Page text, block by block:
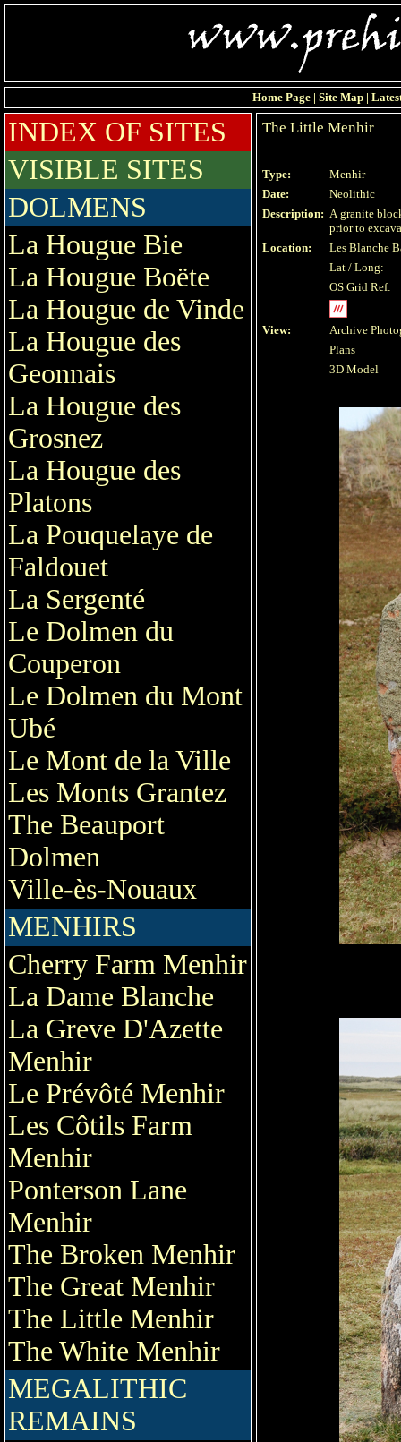
Home Page| Site Map|
INDEX OF SITES
VISIBLE SITES
DOLMENS
La Hougue Bie
La Hougue Boëte
La Hougue de Vinde
La Hougue des
Geonnais
La Hougue des
Grosnez
La Hougue des
Platons
La Pouquelaye de
Faldouet
La Sergenté
Le Dolmen du
Couperon
Le Dolmen du Mont
Ubé
Le Mont de la Ville
Les Monts Grantez
The Beauport
Dolmen
Ville-ès-Nouaux
MENHIRS
Cherry Farm Menhir
La Dame Blanche
La Greve D'Azette
Menhir
Le Prévôté Menhir
Les Côtils Farm
Menhir
Ponterson Lane
Menhir
The Broken Menhir
The Great Menhir
The Little Menhir
The White Menhir
MEGALITHIC
REMAINS
The Little Menhir
Type:
Menhir
Date:
Neolithic
Description: A granite
prior to
Location:
Les Blanche
Lat / Long:
OS Grid Ref:
View:
Archive
Plans
3D Model